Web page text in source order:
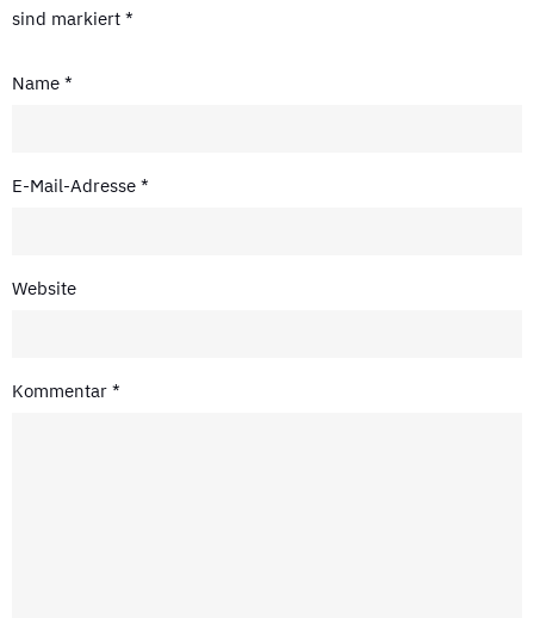
sind markiert *
Name *
E-Mail-Adresse *
Website
Kommentar *